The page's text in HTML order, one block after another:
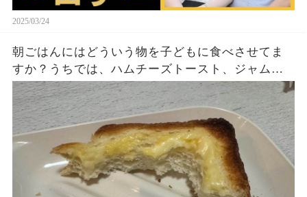
2025/03/24
朝ごはんにはどういう物を子どもに食べさせてま
すか？うちでは、ハムチーズトースト、ジャムト
ースト、ピーナッツバタートーストをよく作りま
す。やっぱこんなんダメよね…